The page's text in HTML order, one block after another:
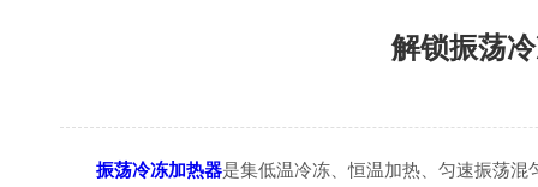
解锁振荡
振荡冷冻加热器是集低温冷冻、恒温加热、匀速振荡